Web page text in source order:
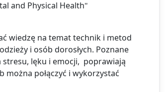
and Physical Health"
wiedzę na temat technik i metod
i osób dorosłych. Poznane
stresu, lęku i emocji, poprawiają
można połączyć i wykorzystać